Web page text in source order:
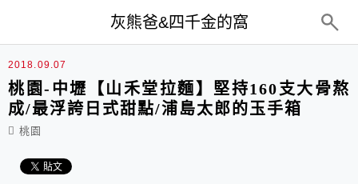
灰熊爸&四千金的窩
2018.09.07
桃園-中壢【山禾堂拉麵】堅持160支大骨熬
成/最浮誇日式甜點/‪浦島太郎的玉手箱‬
桃園